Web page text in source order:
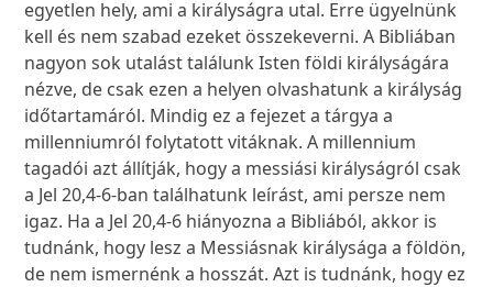
egyetlen hely, ami a királyságra utal. Erre ügyelnünk
kell és nem szabad ezeket összekeverni. A Bibliában
nagyon sok utalást találunk Isten földi királyságára
nézve, de csak ezen a helyen olvashatunk a királyság
időtartamáról. Mindig ez a fejezet a tárgya a
millenniumról folytatott vitáknak. A millennium
tagadói azt állítják, hogy a messiási királyságról csak
a Jel 20,4-6-ban találhatunk leírást, ami persze nem
igaz. Ha a Jel 20,4-6 hiányozna a Bibliából, akkor is
tudnánk, hogy lesz a Messiásnak királysága a földön,
de nem ismernénk a hosszát. Azt is tudnánk, hogy ez